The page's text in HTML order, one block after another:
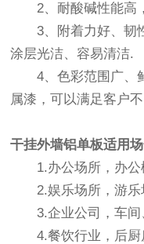
2、耐酸碱性能高
3、附着力好、韧性
涂层光洁、容易清洁.
4、色彩范围广、鲜
属漆，可以满足客户
干挂外墙铝单板适用
1.办公场所，办公
2.娱乐场所，游乐
3.企业公司，车间
4.餐饮行业，后厨